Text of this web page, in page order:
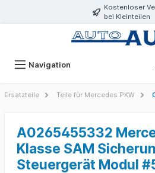
Kostenloser
bei Kleinteilen
Navigation
Ersatzteile Teile für Mercedes PKW
A0265455332
Klasse SAM
Steuergerät Modul